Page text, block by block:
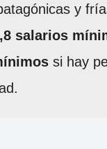
y
salarios
si hay